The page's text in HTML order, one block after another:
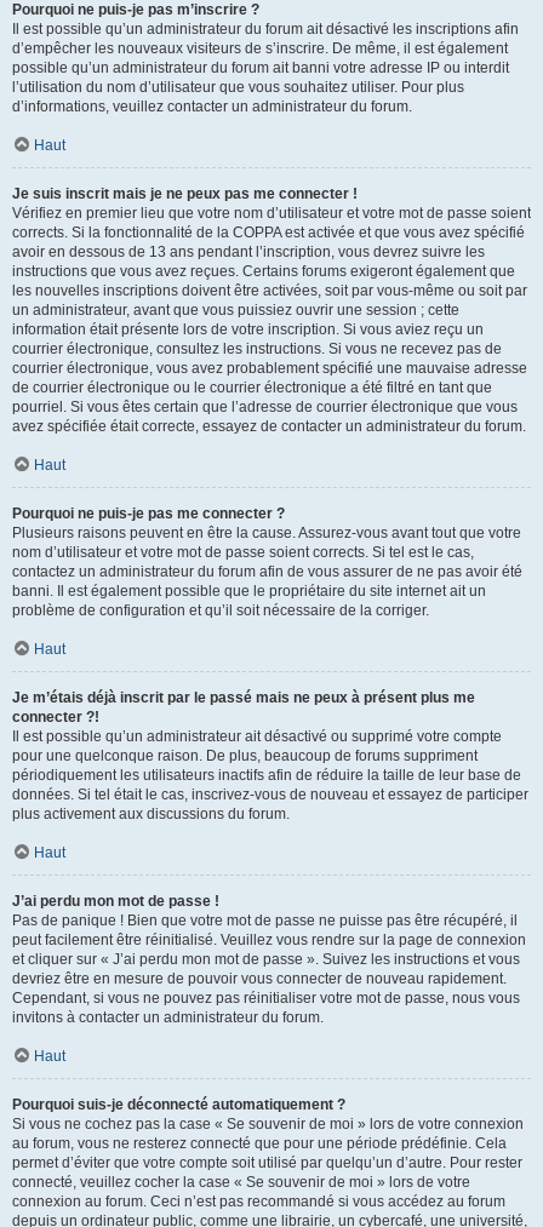
Pourquoi ne puis-je pas m’inscrire ?
Il est possible qu’un administrateur du forum ait désactivé les inscriptions afin
d’empêcher les nouveaux visiteurs de s’inscrire. De même, il est également
possible qu’un administrateur du forum ait banni votre adresse IP ou interdit
l’utilisation du nom d’utilisateur que vous souhaitez utiliser. Pour plus
d’informations, veuillez contacter un administrateur du forum.
Haut
Je suis inscrit mais je ne peux pas me connecter !
Vérifiez en premier lieu que votre nom d’utilisateur et votre mot de passe soient
corrects. Si la fonctionnalité de la COPPA est activée et que vous avez spécifié
avoir en dessous de 13 ans pendant l’inscription, vous devrez suivre les
instructions que vous avez reçues. Certains forums exigeront également que
les nouvelles inscriptions doivent être activées, soit par vous-même ou soit par
un administrateur, avant que vous puissiez ouvrir une session ; cette
information était présente lors de votre inscription. Si vous aviez reçu un
courrier électronique, consultez les instructions. Si vous ne recevez pas de
courrier électronique, vous avez probablement spécifié une mauvaise adresse
de courrier électronique ou le courrier électronique a été filtré en tant que
pourriel. Si vous êtes certain que l’adresse de courrier électronique que vous
avez spécifiée était correcte, essayez de contacter un administrateur du forum.
Haut
Pourquoi ne puis-je pas me connecter ?
Plusieurs raisons peuvent en être la cause. Assurez-vous avant tout que votre
nom d’utilisateur et votre mot de passe soient corrects. Si tel est le cas,
contactez un administrateur du forum afin de vous assurer de ne pas avoir été
banni. Il est également possible que le propriétaire du site internet ait un
problème de configuration et qu’il soit nécessaire de la corriger.
Haut
Je m’étais déjà inscrit par le passé mais ne peux à présent plus me
connecter ?!
Il est possible qu’un administrateur ait désactivé ou supprimé votre compte
pour une quelconque raison. De plus, beaucoup de forums suppriment
périodiquement les utilisateurs inactifs afin de réduire la taille de leur base de
données. Si tel était le cas, inscrivez-vous de nouveau et essayez de participer
plus activement aux discussions du forum.
Haut
J’ai perdu mon mot de passe !
Pas de panique ! Bien que votre mot de passe ne puisse pas être récupéré, il
peut facilement être réinitialisé. Veuillez vous rendre sur la page de connexion
et cliquer sur « J’ai perdu mon mot de passe ». Suivez les instructions et vous
devriez être en mesure de pouvoir vous connecter de nouveau rapidement.
Cependant, si vous ne pouvez pas réinitialiser votre mot de passe, nous vous
invitons à contacter un administrateur du forum.
Haut
Pourquoi suis-je déconnecté automatiquement ?
Si vous ne cochez pas la case « Se souvenir de moi » lors de votre connexion
au forum, vous ne resterez connecté que pour une période prédéfinie. Cela
permet d’éviter que votre compte soit utilisé par quelqu’un d’autre. Pour rester
connecté, veuillez cocher la case « Se souvenir de moi » lors de votre
connexion au forum. Ceci n’est pas recommandé si vous accédez au forum
depuis un ordinateur public, comme une librairie, un cybercafé, une université,